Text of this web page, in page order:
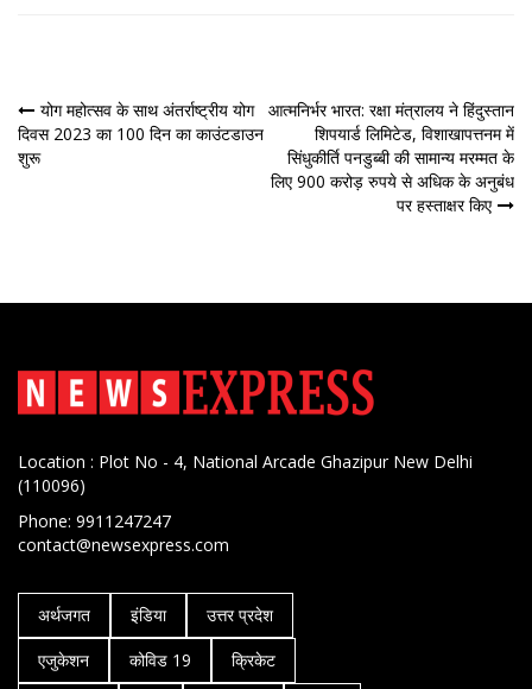
पोस्ट
नेविगेशन
योग महोत्सव के साथ अंतर्राष्ट्रीय योग
दिवस 2023 का 100 दिन का काउंटडाउन
शुरू
आत्मनिर्भर भारत: रक्षा मंत्रालय ने हिंदुस्तान
शिपयार्ड लिमिटेड, विशाखापत्तनम में
सिंधुकीर्ति पनडुब्बी की सामान्य मरम्मत के
लिए 900 करोड़ रुपये से अधिक के अनुबंध
पर हस्‍ताक्षर किए
Location : Plot No - 4, National Arcade Ghazipur New Delhi
(110096)
Phone: 9911247247
contact@newsexpress.com
अर्थजगत इंडिया
उत्तर प्रदेश
एजुकेशन
कोविड 19 क्रिकेट